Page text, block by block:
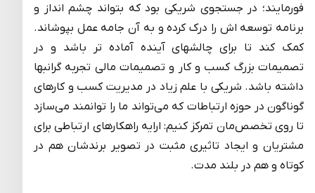
فورمایند؛ در جستجوی شریکی بود که بتواند چشم انداز و
برنامه توسعه اش را درک کرده و به آن جامه عمل بپوشاند.
کمک کند تا برای چالشهای آینده آماده تر باشد و در
تصمیمات بزرگ کسب و کار و تصمیمات مالی تجربه گرانبها
داشته باشد. شریکی با علم زیاد در مدیریت کسب و کارهای
گوناگون در حوزه ارتباطات که می‌تواند ما را توانمند می‌سازد
تا روی تخصص‌مان تمرکز کنیم: ارایه راهکارهای ارتباطی برای
مشتریان و ایجاد تاثیری مثبت در تصویر برندشان هم در
کوتاه و هم در بلند مدت.